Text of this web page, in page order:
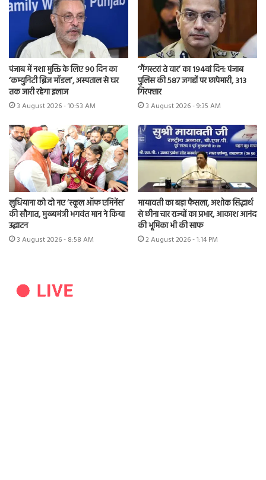
पंजाब में नशा मुक्ति के लिए 90 दिन का
‘कम्युनिटी ब्रिज मॉडल’, अस्पताल से घर
तक जारी रहेगा इलाज
3 August 2026 - 10:53 AM
‘गैंगस्टरां ते वार’ का 194वां दिन: पंजाब
पुलिस की 587 जगहों पर छापेमारी, 313
गिरफ्तार
3 August 2026 - 9:35 AM
लुधियाना को दो नए ‘स्कूल ऑफ एमिनेंस’
की सौगात, मुख्यमंत्री भगवंत मान ने किया
उद्घाटन
3 August 2026 - 8:58 AM
मायावती का बड़ा फैसला, अशोक सिद्धार्थ
से छीना चार राज्यों का प्रभार, आकाश आनंद
की भूमिका भी की साफ
2 August 2026 - 1:14 PM